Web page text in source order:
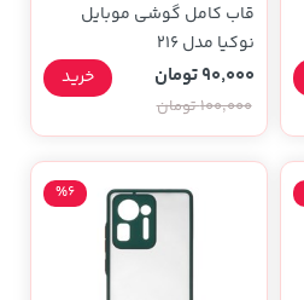
قاب کامل گوشی موبایل
نوکیا مدل 216
90,000 تومان
100,000 تومان
خرید
%6